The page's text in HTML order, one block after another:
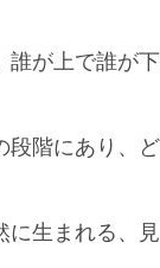
誰が上で誰が
階にあり、
生まれる、